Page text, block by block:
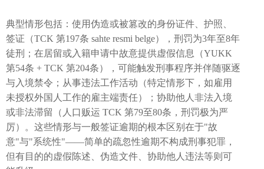
典型情形包括：使用伪造或被篡改的身份证件、护照、
签证（TCK 第197条 sahte resmi belge），刑罚为3年至8年
徒刑；在居留或入籍申请中故意提供虚假信息（YUKK
第54条 + TCK 第204条），可能触发刑事程序并伴随驱逐
与入境禁令；从事违法工作活动（特定情形下，如雇用
未授权外国人工作的雇主端责任）；协助他人非法入境
或非法滞留（人口贩运 TCK 第79至80条，刑罚极为严
厉）。这些情形与一般签证逾期的根本区别在于"故
意"与"系统性"——简单的疏忽性逾期不构成刑事犯罪，
但有目的的虚假陈述、伪造文件、协助他人违法等则可